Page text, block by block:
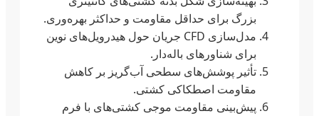
بزرگ برای حداقل مقاومت و حداکثر بهره‌وری.
مدل‌سازی CFD جریان حول هیدرویل‌های نوین
برای شناورهای باله‌دار.
تأثیر پوشش‌های سطحی آب‌گریز بر کاهش
مقاومت اصطکاکی کشتی.
پیش‌بینی مقاومت موجی کشتی‌های با فرم